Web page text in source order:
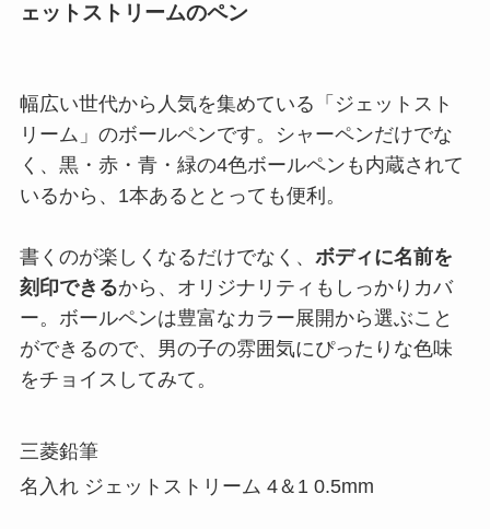
ェットストリームのペン
幅広い世代から人気を集めている「ジェットスト
リーム」のボールペンです。シャーペンだけでな
く、黒・赤・青・緑の4色ボールペンも内蔵されて
いるから、1本あるととっても便利。
書くのが楽しくなるだけでなく、 ボディに名前を
刻印できるから、オリジナリティもしっかりカバ
ー。ボールペンは豊富なカラー展開から選ぶこと
ができるので、男の子の雰囲気にぴったりな色味
をチョイスしてみて。
三菱鉛筆
名入れ ジェットストリーム 4＆1 0.5mm